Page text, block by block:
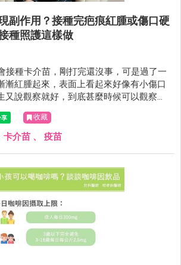
副作用？接種完疤痕紅腫或傷口硬
種照護這樣做
接種卡介苗，剛打完還沒事，可是過了一
漸紅腫起來，表面上看起來好像有小傷口
又說觀察就好，到底甚麼時候可以觀察？
？觀察期間要注意甚麼？我們一起來看看
收藏
卡介苗 、 疫苗